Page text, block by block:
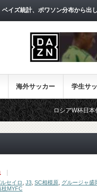
イズ統計、ポワソン分布から出
海外サッカー 学生サ
ロシアW杯日本代表の戦術
セイロ
J3 SC相模原 グルージャ盛
枝MYFC